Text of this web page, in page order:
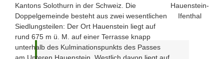
Kantons Solothurn in der Schweiz. Die
Doppelgemeinde besteht aus zwei wesentlichen
Siedlungsteilen: Der Ort Hauenstein liegt auf
rund 675 m ü. M. auf einer Terrasse knapp
unterhalb des Kulminationspunkts des Passes
am Unteren Hauenstein. Westlich davon liegt auf